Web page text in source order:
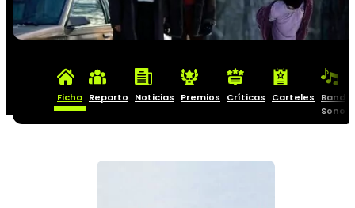
Ficha Reparto Noticias Premios Críticas Carteles
Banda
Sonora